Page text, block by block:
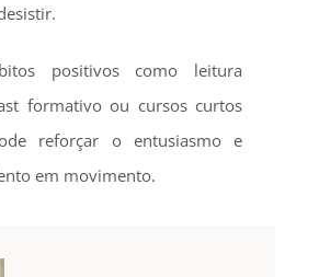
positivos como leitura
formativo ou cursos curtos
reforçar o entusiasmo e
em movimento.